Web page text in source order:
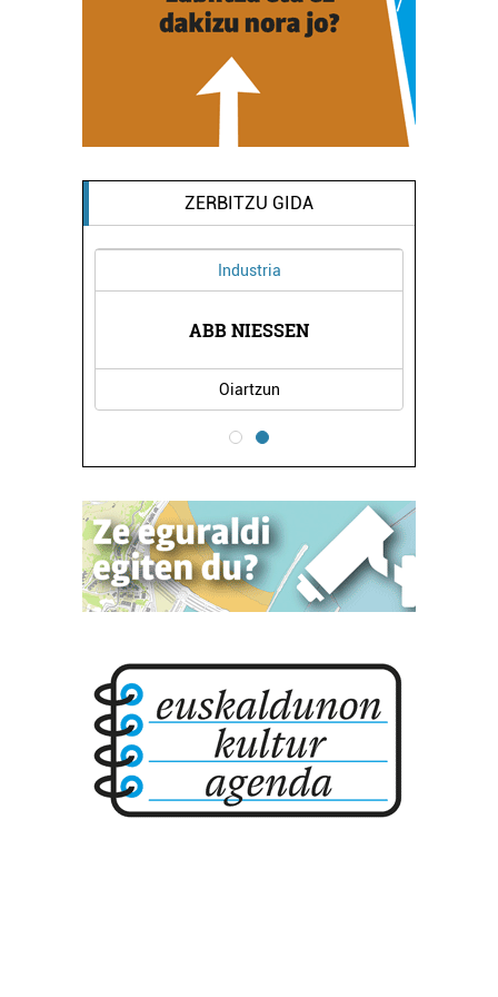
ZERBITZU GIDA
Industria
ABB NIESSEN
Oiartzun